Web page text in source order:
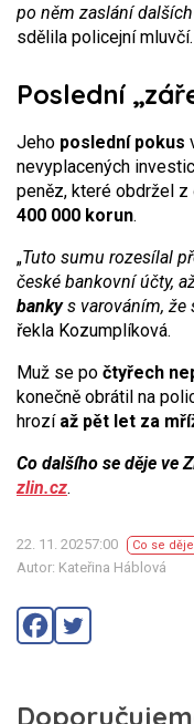
po něm zaslání
sdělila policejní mluvčí.
Poslední
Jeho poslední pokus
nevyplacených
peněz, které obdržel
400 000 korun.
„Tuto sumu rozesílal
české bankovní účty,
bankys varováním, že
řekla Kozumplíková.
Muž se po čtyřech
konečně obrátil na
hrozí až pět let za
Co dalšího se děje ve
zlin.cz.
22. 11. 20257:00 Co se děje
Autor: Kateřina Háblová